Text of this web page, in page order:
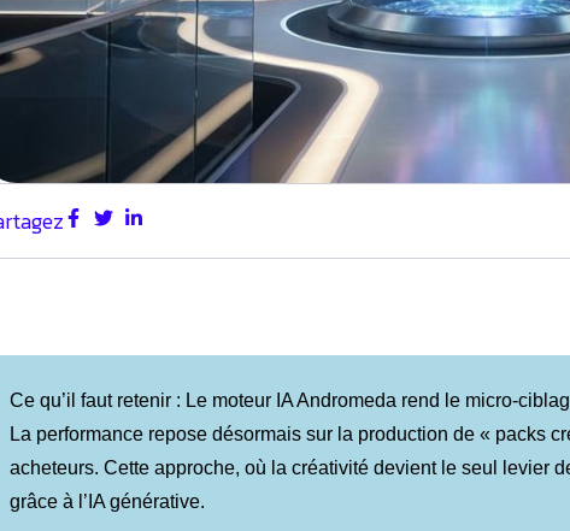
Ce qu’il faut retenir : Le moteur IA Andromeda rend le micro-
La performance repose désormais sur la production de « packs
acheteurs. Cette approche, où la créativité devient le seul levier
grâce à l’IA générative.